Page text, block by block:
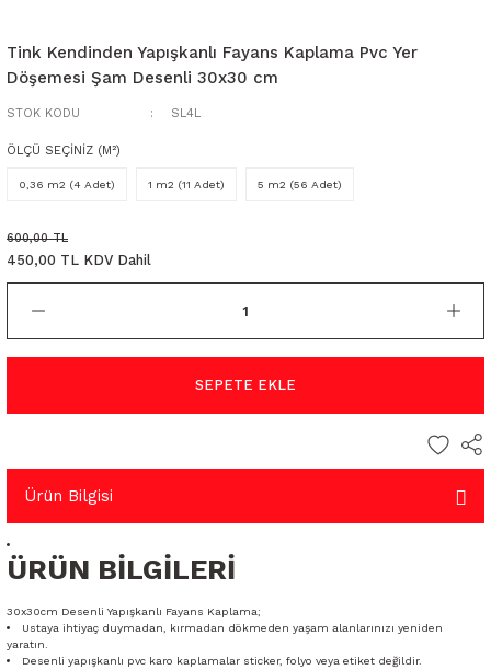
Tink Kendinden Yapışkanlı Fayans Kaplama Pvc Yer
Döşemesi Şam Desenli 30x30 cm
STOK KODU SL4L
ÖLÇÜ SEÇİNİZ (M²)
0,36 m2 (4 Adet) 1 m2 (11 Adet) 5 m2 (56 Adet)
600,00 TL
450,00 TL KDV Dahil
SEPETE EKLE
Ürün Bilgisi
ÜRÜN BİLGİLERİ
30x30cm Desenli Yapışkanlı Fayans Kaplama;
Ustaya ihtiyaç duymadan, kırmadan dökmeden yaşam alanlarınızı yeniden
yaratın.
Desenli yapışkanlı pvc karo kaplamalar sticker, folyo veya etiket değildir.